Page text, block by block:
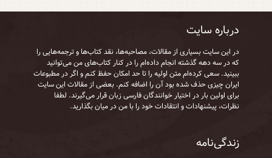
درباره سایت
در این سایت بسیاری از مقالات، مصاحبه‌ها، نقد کتاب‌ها و ترجمه‌هایی را
که در سه دهه گذشته انجام داده‌ام را در کنار کتاب‌های من می‌توانید
ببینید. سعی کرده‌ام متن اولیه را تا حد امکان حفظ کنم و اگر در مطبوعات
ایران چیزی حذف شده بود آن را اضافه کنم. بعضی از مقالات این سایت
برای اولین بار در اختیار خوانندگان فارسی زبان قرار می‌گیرند. لطفا
نظرات، پیشنهادات و انتقادات خود را با من در میان بگذارید.
زندگی‌نامه